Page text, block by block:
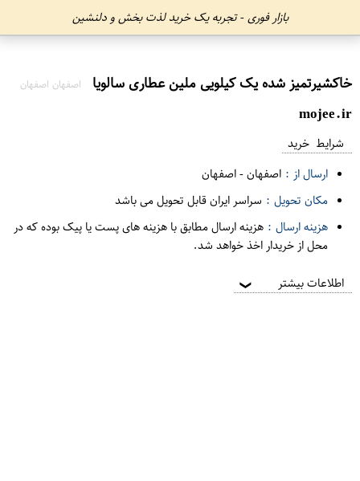
بازار فوری - تجربه یک خرید لذت بخش و دلنشین
خاکشیرتمیز شده یک کیلویی ملین عطاری سالویا اصفهان اصفهان
mojee.ir
شرایط خرید
ارسال از : اصفهان-اصفهان
مکان تحویل : سراسر ایران قابل تحویل می باشد
هزینه ارسال : هزینه ارسال مطابق با هزینه های پست یا پیک بوده که در
محل از خریدار اخذ خواهد شد.
اطلاعات بیشتر ❯